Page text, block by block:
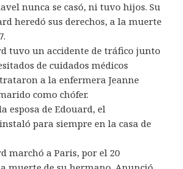
nunca se casó, ni tuvo hijos. Su
heredó sus derechos, a la muerte
tuvo un accidente de tráfico junto
de cuidados médicos
a la enfermera Jeanne
como chófer.
esposa de Edouard, el
para siempre en la casa de
marchó a Paris, por el 20